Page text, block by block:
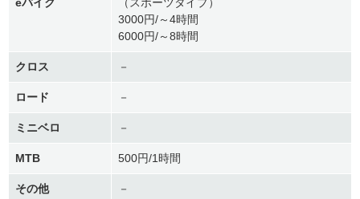
3000円/～4時間
6000円/～8時間
クロス －
ロード －
ミニベロ －
MTB 500円/1時間
その他 －